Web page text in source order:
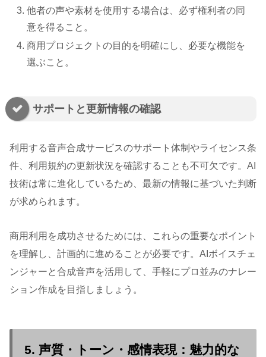
他者の声や素材を使用する場合は、必ず権利者の同
意を得ること。
商用プロジェクトの目的を明確にし、必要な機能を
選ぶこと。
サポートと更新情報の確認
利用する音声合成サービスのサポート体制やライセンス条
件、利用規約の更新状況を確認することも不可欠です。AI
技術は常に進化しているため、最新の情報に基づいた判断
が求められます。
商用利用を成功させるためには、これらの重要なポイント
を理解し、計画的に進めることが必要です。AIボイスチェ
ンジャーと合成音声を活用して、手軽にプロ並みのナレー
ション作成を目指しましょう。
5. 声質・トーン・感情表現：魅力的な